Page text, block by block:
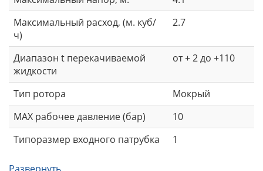
Максимальный расход, (м. куб/
ч)
2.7
Диапазон t перекачиваемой
жидкости
от + 2 до +110
Тип ротора
Мокрый
MAX рабочее давление (бар)
10
Типоразмер входного патрубка
1